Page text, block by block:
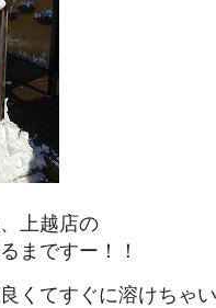
上越店の
まですー！！
くてすぐに溶けちゃ